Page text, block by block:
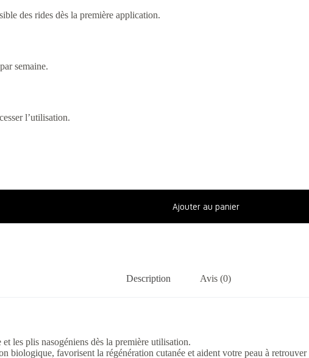
des rides dès la première application.
semaine.
l’utilisation.
Ajouter au panier
Description Avis (0)
les plis nasogéniens dès la première utilisation.
biologique, favorisent la régénération cutanée et aident votre peau à